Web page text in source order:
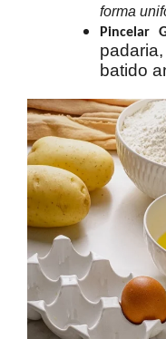
forma
Pincelar
batido